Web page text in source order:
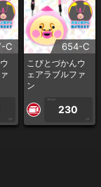
C
CP
654-C
こびとづかんウ
ェアラブルファ
ン
1PLAY
230
CP